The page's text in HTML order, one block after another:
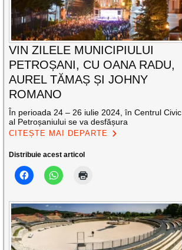
VIN ZILELE MUNICIPIULUI
PETROȘANI, CU OANA RADU,
AUREL TĂMAȘ ȘI JOHNY
ROMANO
În perioada 24 – 26 iulie 2024, în Centrul Civic
al Petroșaniului se va desfășura
CITEȘTE MAI DEPARTE
Distribuie acest articol